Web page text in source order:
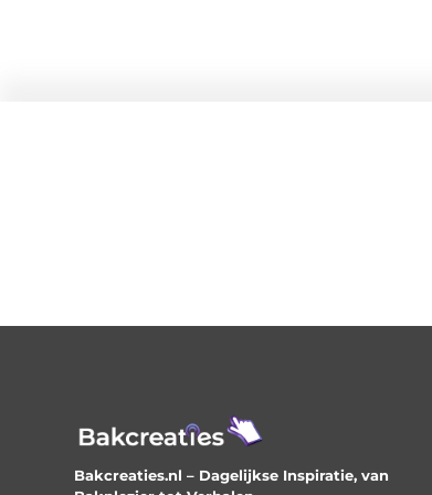
Bakcreaties.nl – Dagelijkse Inspiratie, van